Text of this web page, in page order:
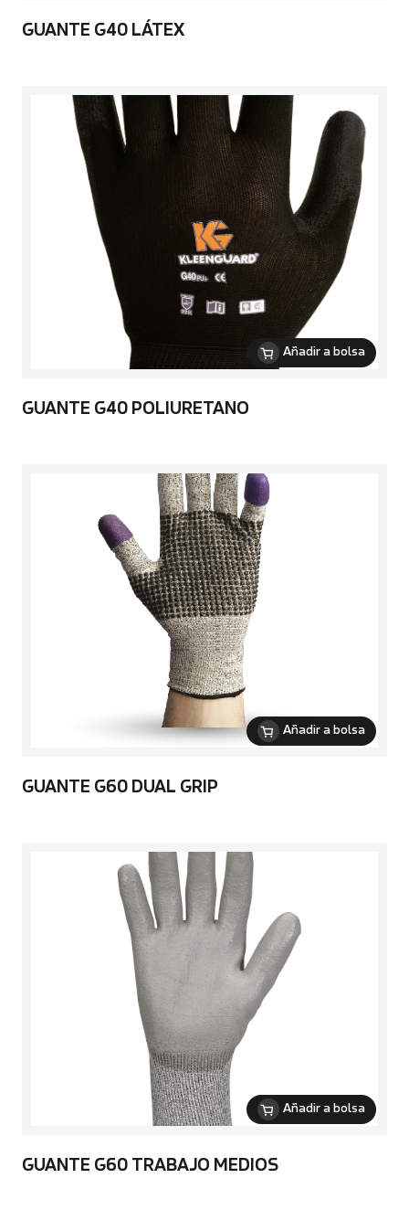
GUANTE G40 LÁTEX
Añadir a bolsa
GUANTE G40 POLIURETANO
Añadir a bolsa
GUANTE G60 DUAL GRIP
Añadir a bolsa
GUANTE G60 TRABAJO MEDIOS